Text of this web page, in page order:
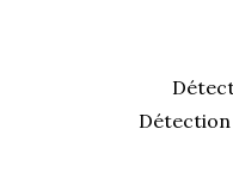
Détection